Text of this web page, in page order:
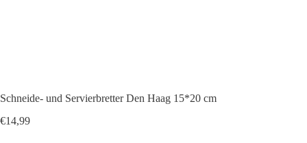
Schneide- und Servierbretter Den Haag 15*20 cm
€14,99